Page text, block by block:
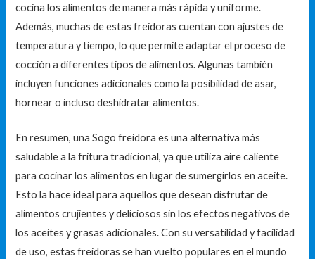
cocina los alimentos de manera más rápida y uniforme.
Además, muchas de estas freidoras cuentan con ajustes de
temperatura y tiempo, lo que permite adaptar el proceso de
cocción a diferentes tipos de alimentos. Algunas también
incluyen funciones adicionales como la posibilidad de asar,
hornear o incluso deshidratar alimentos.
En resumen, una Sogo freidora es una alternativa más
saludable a la fritura tradicional, ya que utiliza aire caliente
para cocinar los alimentos en lugar de sumergirlos en aceite.
Esto la hace ideal para aquellos que desean disfrutar de
alimentos crujientes y deliciosos sin los efectos negativos de
los aceites y grasas adicionales. Con su versatilidad y facilidad
de uso, estas freidoras se han vuelto populares en el mundo